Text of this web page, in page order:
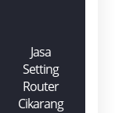
Jasa
Setting
Router
Cikarang